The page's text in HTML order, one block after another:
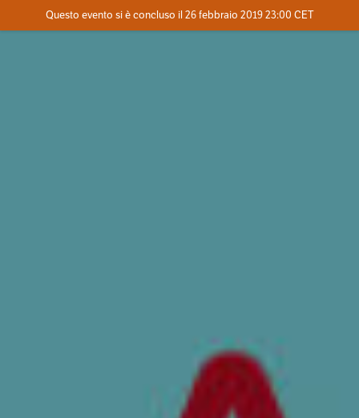
Dove
Questo evento si è concluso il 26 febbraio 2019 23:00 CET